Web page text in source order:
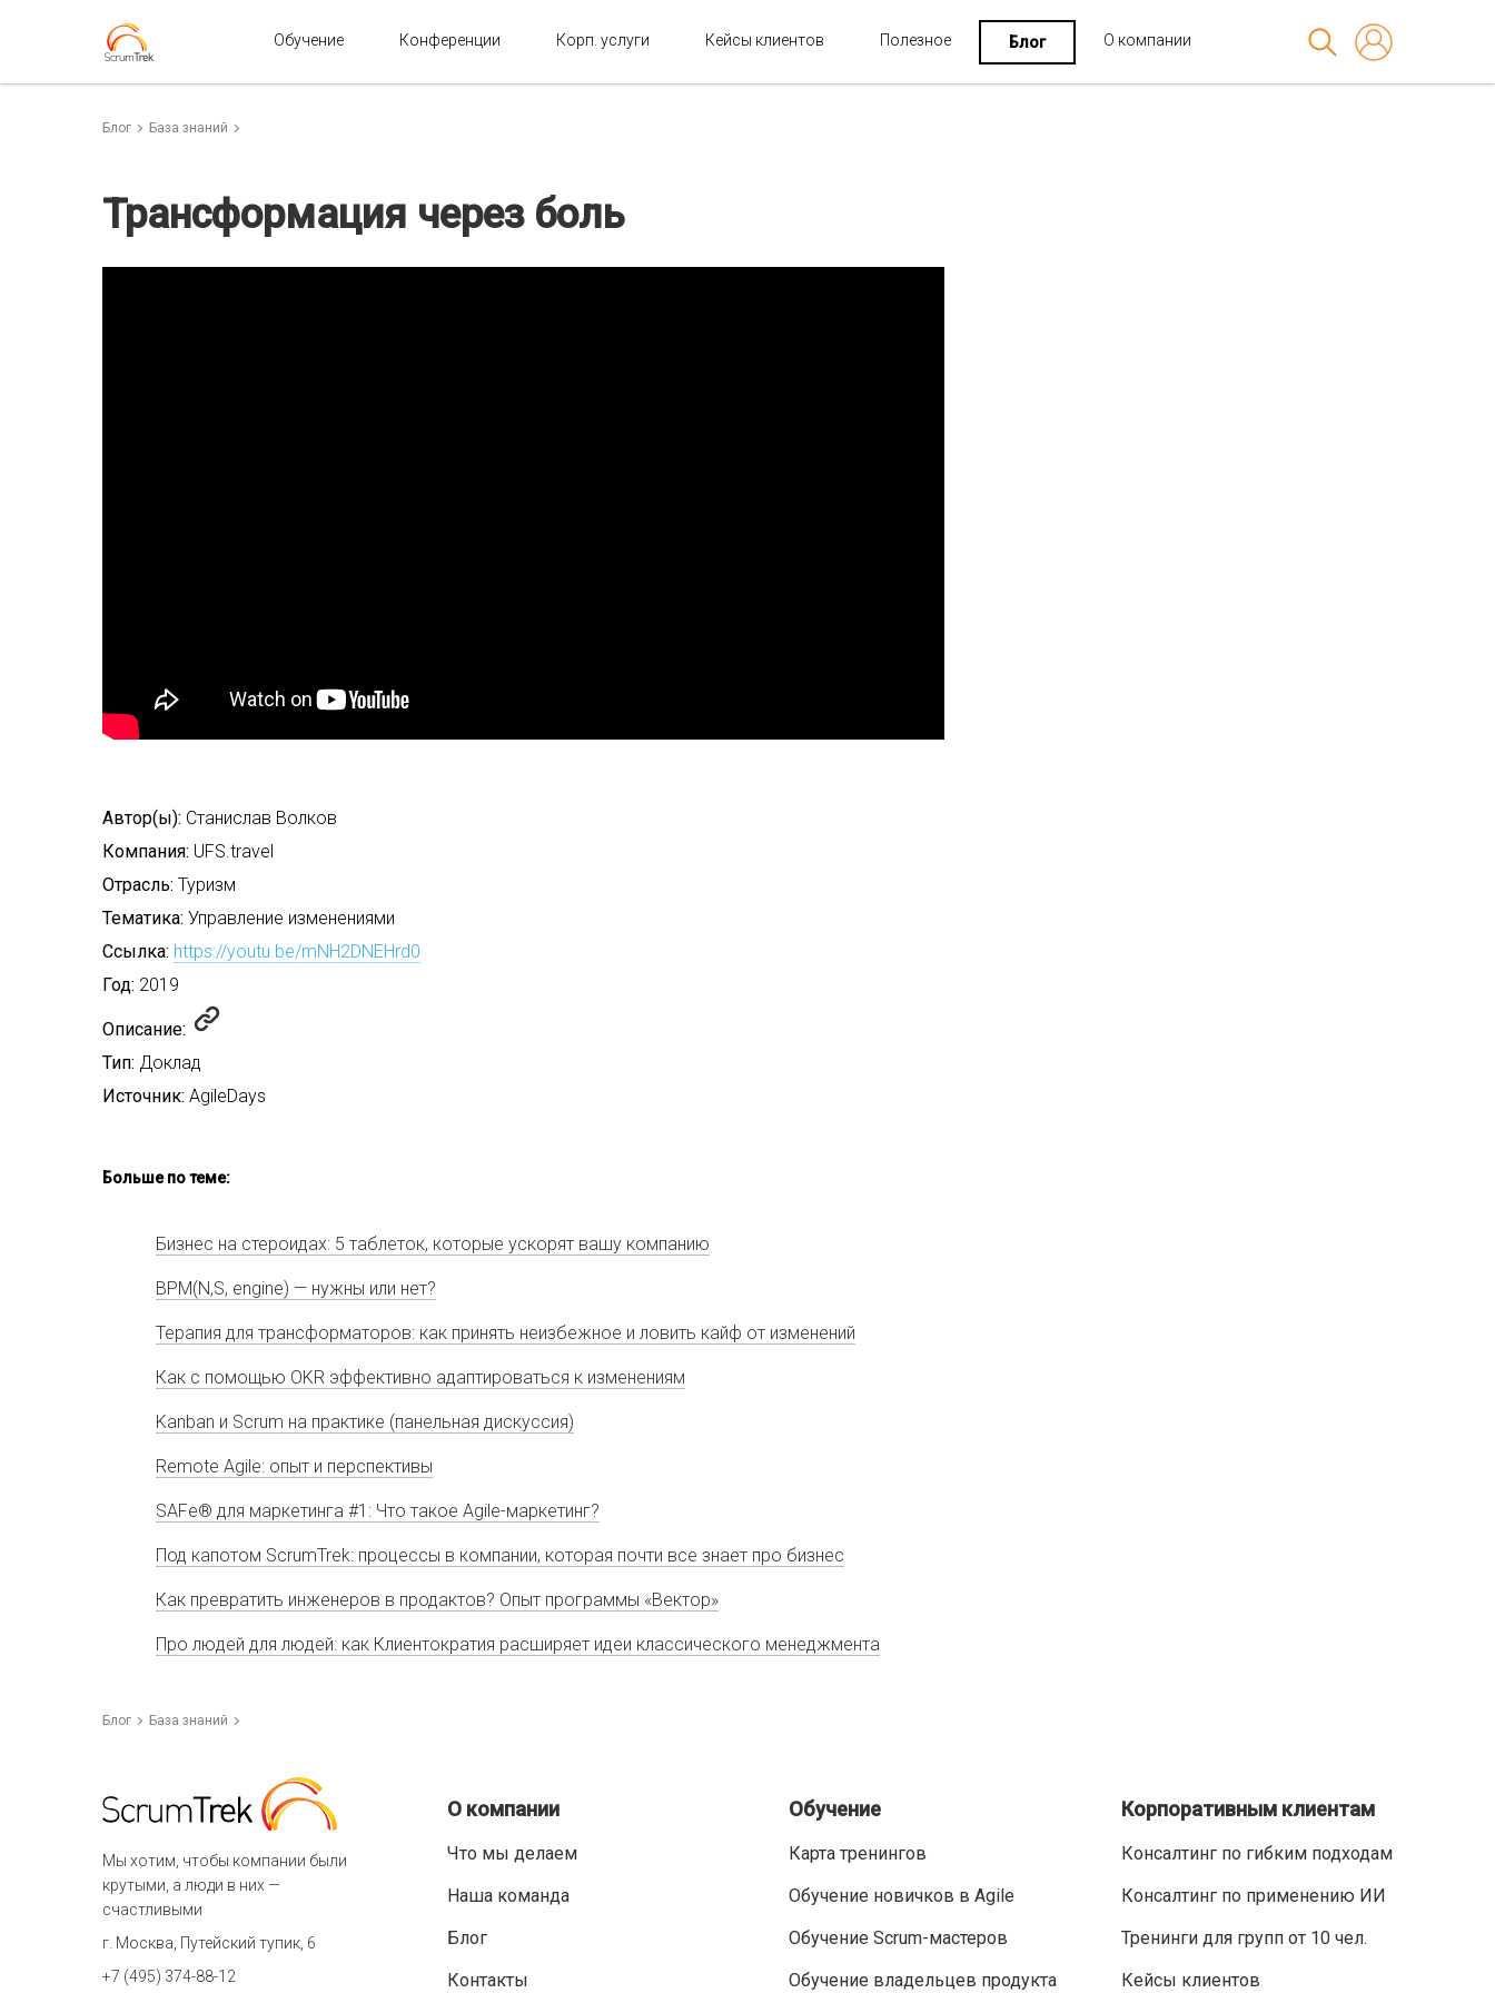
Обучение Конференции Корп. услуги Кейсы клиентов Полезное Блог О компании
Блог База знаний
Трансформация через боль
Автор(ы): Станислав Волков
Компания: UFS.travel
Отрасль: Туризм
Тематика: Управление изменениями
Ссылка: https://youtu.be/mNH2DNEHrd0
Год: 2019
Описание:
Тип: Доклад
Источник: AgileDays
Больше по теме:
Бизнес на стероидах: 5 таблеток, которые ускорят вашу компанию
BPM(N,S, engine) — нужны или нет?
Терапия для трансформаторов: как принять неизбежное и ловить кайф от изменений
Как с помощью OKR эффективно адаптироваться к изменениям
Kanban и Scrum на практике (панельная дискуссия)
Remote Agile: опыт и перспективы
SAFe® для маркетинга #1: Что такое Agile-маркетинг?
Под капотом ScrumTrek: процессы в компании, которая почти все знает про бизнес
Как превратить инженеров в продактов? Опыт программы «Вектор»
Про людей для людей: как Клиентократия расширяет идеи классического менеджмента
Блог База знаний
Мы хотим, чтобы компании были
крутыми, а люди в них —
счастливыми
г. Москва, Путейский тупик, 6
+7 (495) 374-88-12
О компании
Что мы делаем
Наша команда
Блог
Контакты
Обучение
Карта тренингов
Обучение новичков в Agile
Обучение Scrum-мастеров
Обучение владельцев продукта
Корпоративным клиентам
Консалтинг по гибким подходам
Консалтинг по применению ИИ
Тренинги для групп от 10 чел.
Кейсы клиентов